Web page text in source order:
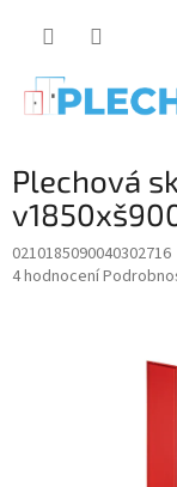
Plechová
0210185090040302716
Průměrné
4 hodnocení